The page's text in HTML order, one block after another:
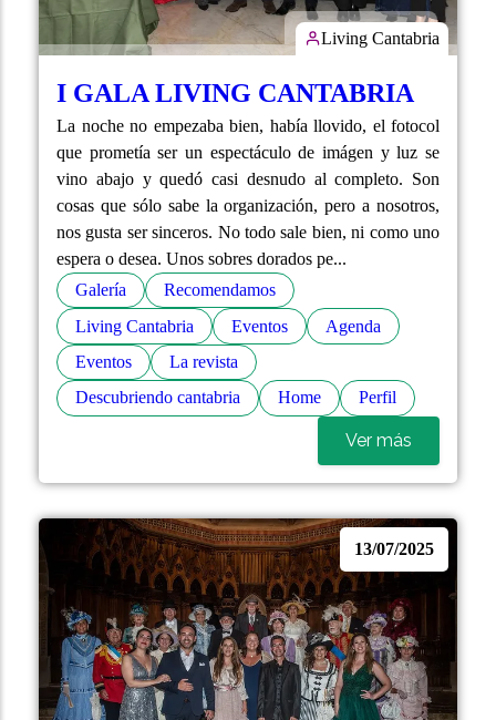
Living Cantabria
I GALA LIVING CANTABRIA
La noche no empezaba bien, había llovido, el fotocol
que prometía ser un espectáculo de imágen y luz se
vino abajo y quedó casi desnudo al completo. Son
cosas que sólo sabe la organización, pero a nosotros,
nos gusta ser sinceros. No todo sale bien, ni como uno
espera o desea. Unos sobres dorados pe...
Galería
Recomendamos
Living Cantabria
Eventos
Agenda
Eventos
La revista
Descubriendo cantabria
Home Perfil
Ver más
13/07/2025